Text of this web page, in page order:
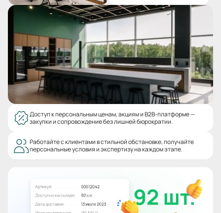
Доступ к персональным ценам, акциям и B2B-платформе —
закупки и сопровождение без лишней бюрократии.
Работайте с клиентами в стильной обстановке, получайте
персональные условия и экспертизу на каждом этапе.